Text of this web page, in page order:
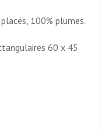
100% plumes.
60 x 45